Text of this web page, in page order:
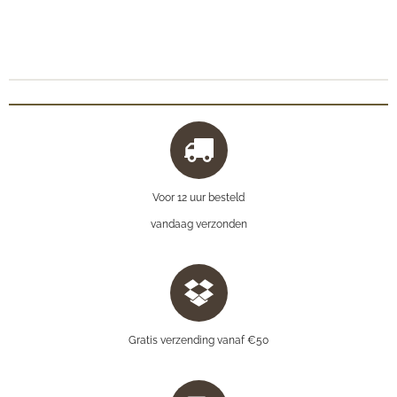
Voor 12 uur besteld
vandaag verzonden
Gratis verzending vanaf €50